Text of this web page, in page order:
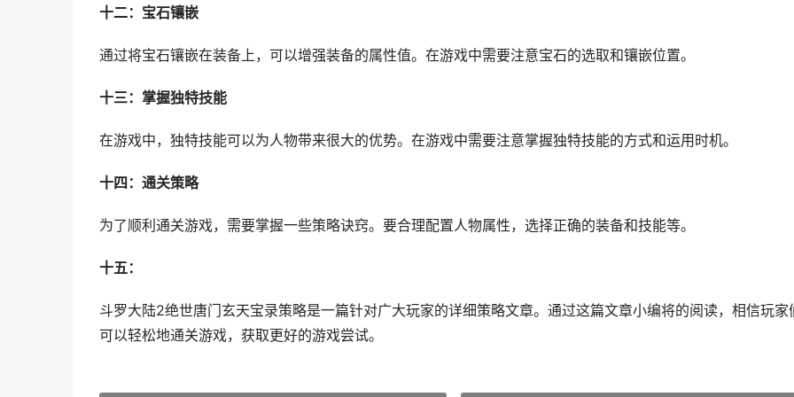
十二：宝石镶嵌
通过将宝石镶嵌在装备上，可以增强装备的属性值。在游戏中需要注意宝石的选取和镶嵌位置。
十三：掌握独特技能
在游戏中，独特技能可以为人物带来很大的优势。在游戏中需要注意掌握独特技能的方式和运用时机。
十四：通关策略
为了顺利通关游戏，需要掌握一些策略诀窍。要合理配置人物属性，选择正确的装备和技能等。
十五：
斗罗大陆2绝世唐门玄天宝录策略是一篇针对广大玩家的详细策略文章。通过这篇文章小编将的阅读，相信玩家
可以轻松地通关游戏，获取更好的游戏尝试。